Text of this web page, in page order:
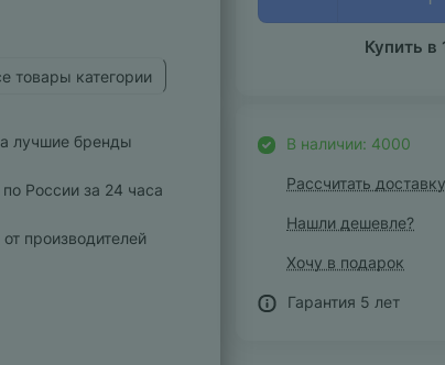
товары категории
лучшие бренды
России за 24 часа
производителей
Купить в
В наличии: 4000
Рассчитать доставку
Нашли дешевле?
Хочу в подарок
Гарантия 5 лет